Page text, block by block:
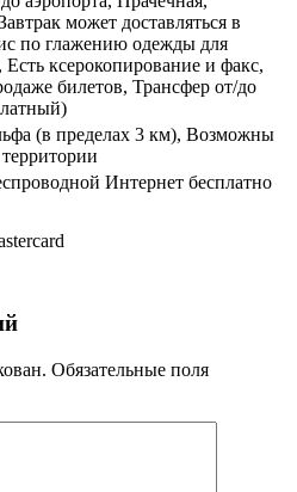
может доставляться в
по глажению одежды для
Есть ксерокопирование и факс,
билетов, Трансфер от/до
(в пределах 3 км), Возможны
Интернет бесплатно
Обязательные поля